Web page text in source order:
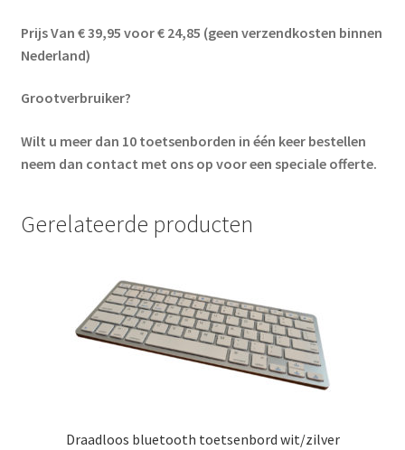
Prijs Van € 39,95 voor € 24,85 (geen verzendkosten binnen
Nederland)
Grootverbruiker?
Wilt u meer dan 10 toetsenborden in één keer bestellen
neem dan contact met ons op voor een speciale offerte.
Gerelateerde producten
Draadloos bluetooth toetsenbord wit/zilver